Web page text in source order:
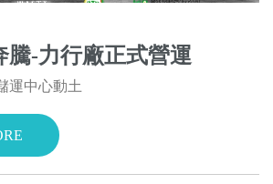
騰-力行廠正式營運
運中心動土